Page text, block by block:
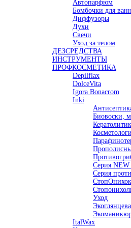
Автопарфюм
Бомбочки для
Диффузоры
Духи
Свечи
Уход за телом
ДЕЗСРЕДСТВА
ИНСТРУМЕНТЫ
ПРОФКОСМЕТИКА
Depilflax
DolceVita
Igora Bonacrom
Inki
Биовоски,
Серия
Серия
Уход
ItalWax